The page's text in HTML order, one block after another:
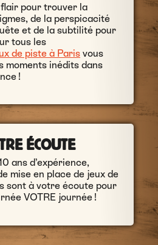
pour trouver la
de la perspicacité
et de la subtilité pour
tous les
de piste à Paris vous
moments inédits dans
!
ÉCOUTE
ans d’expérience,
mise en place de jeux de
sont à votre écoute pour
VOTRE journée !